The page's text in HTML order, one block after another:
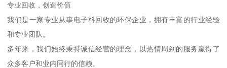
专业回收，创造价值
我们是一家专业从事电子料回收的环保企业，拥有丰富的行业经验
和专业团队。
多年来，我们始终秉持诚信经营的理念，以热情周到的服务赢得了
众多客户和业内同行的信赖。